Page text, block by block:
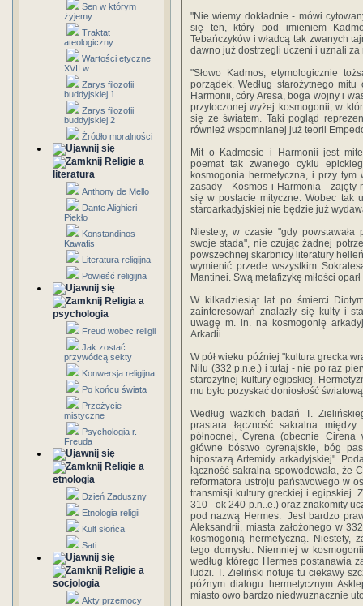
Sen w którym
żyjemy
Traktat
ateologiczny
Wartości etyczne
XVII w.
Zarys filozofii
buddyjskiej 1
Zarys filozofii
buddyjskiej 2
Źródło moralności
Religie a
literatura
Anthony de Mello
Dante Alighieri -
Piekło
Konstandinos
Kawafis
Literatura religijna
Powieść religijna
Religia a
psychologia
Freud wobec religii
Jak zostać
przywódcą sekty
Konwersja religijna
Po końcu świata
Przeżycie
mistyczne
Psychologia r.
Freuda
Religie a
etnologia
Dzień Zaduszny
Etnologia religii
Kult słońca
Sati
Religie a
socjologia
Akty przemocy
"Nie wiemy dokładnie - mówi
się ten, który pod imieniem
Tebańczyków i władcą tak zwanych
dawno już dostrzegli uczeni i uznali
"Słowo Kadmos, etymologicznie
porządek. Według starożytnego
Harmonii, córy Aresa, boga wojny i
przytoczonej wyżej kosmogonii, w
się ze światem. Taki pogląd
również wspomnianej już teorii
Mit o Kadmosie i Harmonii jest
poemat tak zwanego cyklu
kosmogonia hermetyczna, i przy
zasady - Kosmos i Harmonia - zajęty
się w postacie mityczne. Wobec tak
staroarkadyjskiej nie będzie już
Niestety, w czasie "gdy powstawała
swoje stada", nie czując żadnej
powszechnej skarbnicy literatury
wymienić przede wszystkim
Mantinei. Swą metafizykę miłości
W kilkadziesiąt lat po śmierci
zainteresowań znalazły się kulty i
uwagę m. in. na kosmogonię
Arkadii.
W pół wieku później "kultura grecka
Nilu (332 p.n.e.) i tutaj - nie po raz
starożytnej kultury egipskiej.
mu było pozyskać doniosłość
Według ważkich badań T.
prastara łączność sakralna
północnej, Cyrena (obecnie Cirena
główne bóstwo cyrenajskie, bóg
hipostazą Artemidy arkadyjskiej".
łączność sakralna spowodowała, że
reformatora ustroju państwowego w
transmisji kultury greckiej i egipskiej.
310 - ok 240 p.n..e.) oraz znakomity
pod nazwą Hermes. Jest bardzo
Aleksandrii, miasta założonego w
kosmogonią hermetyczną. Niestety,
tego domysłu. Niemniej w
według którego Hermes postanawia
ludzi. T. Zieliński notuje tu ciekawy
późnym dialogu hermetycznym
miasto owo bardzo niedwuznacznie